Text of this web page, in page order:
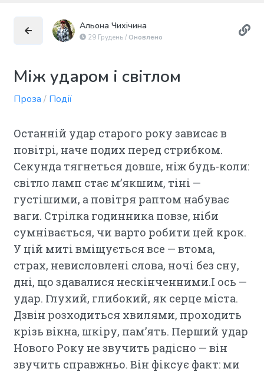
Альона Чихічина
29 Грудень / Оновлено
Між ударом і світлом
Проза / Події
Останній удар старого року зависає в
повітрі, наче подих перед стрибком.
Секунда тягнеться довше, ніж будь-коли:
світло ламп стає м’якшим, тіні —
густішими, а повітря раптом набуває
ваги. Стрілка годинника повзе, ніби
сумнівається, чи варто робити цей крок.
У цій миті вміщується все — втома,
страх, невисловлені слова, ночі без сну,
дні, що здавалися нескінченними.І ось —
удар. Глухий, глибокий, як серце міста.
Дзвін розходиться хвилями, проходить
крізь вікна, шкіру, пам’ять. Перший удар
Нового Року не звучить радісно — він
звучить справжньо. Він фіксує факт: ми